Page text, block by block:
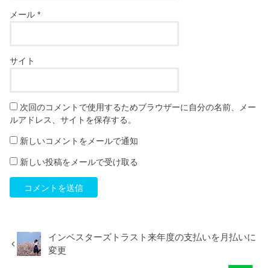
メール*
サイト
次回のコメントで使用するためブラウザーに自分の名前、メー
ルアドレス、サイトを保存する。
新しいコメントをメールで通知
新しい投稿をメールで受け取る
インベスターズトラスト来年度の支払いを月払いに
変更